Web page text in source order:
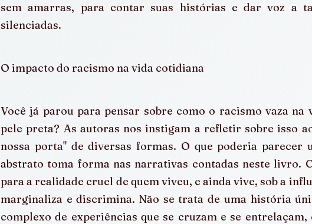
sem amarras, para contar suas histórias e dar voz a
silenciadas.
O impacto do racismo na vida cotidiana
Você já parou para pensar sobre como o racismo vaza na
pele preta? As autoras nos instigam a refletir sobre isso
nossa porta" de diversas formas. O que poderia parecer
abstrato toma forma nas narrativas contadas neste livro.
para a realidade cruel de quem viveu, e ainda vive, sob a
marginaliza e discrimina. Não se trata de uma história
complexo de experiências que se cruzam e se